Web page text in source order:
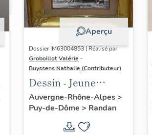
Aperçu
Dossier IM63004853 | Réalisé par
Groboillot Valérie -
Buyssens Nathalie (Contributeur)
Dessin - Jeune
cavalier sur un
cheval qui rue
Auvergne-Rhône-Alpes>
Puy-de-Dôme > Randan